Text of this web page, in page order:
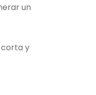
un
corta y